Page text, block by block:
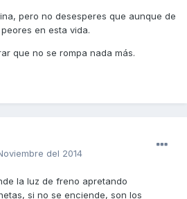
pero no desesperes que aunque de
en esta vida.
que no se rompa nada más.
del 2014
la luz de freno apretando
si no se enciende, son los